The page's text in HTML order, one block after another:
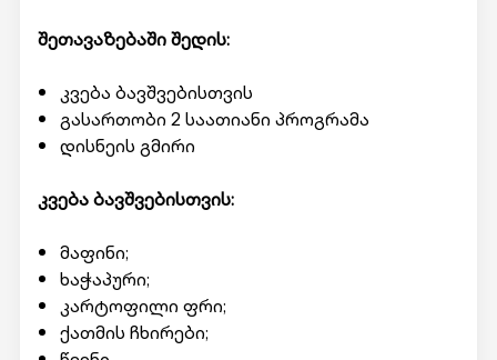
შეთავაზებაში შედის:
კვება ბავშვებისთვის
გასართობი 2 საათიანი პროგრამა
დისნეის გმირი
კვებაბავშვებისთვის:
მაფინი;
ხაჭაპური;
კარტოფილი ფრი;
ქათმის ჩხირები;